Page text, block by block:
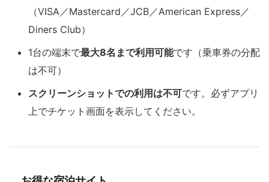
（VISA／Mastercard／JCB／American Express／
Diners Club）
1台の端末で最大8名まで利用可能です（乗車券の分配
は不可）
スクリーンショットでの利用は不可です。必ずアプリ
上でチケット画面を表示してください。